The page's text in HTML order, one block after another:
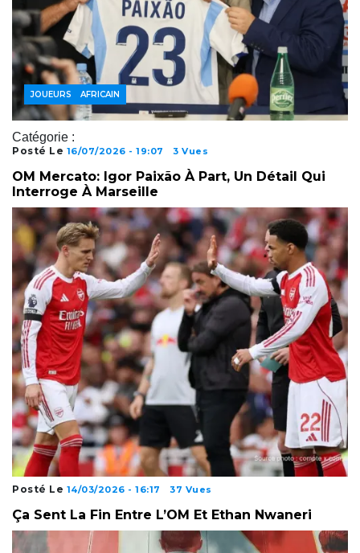
Catégorie :
FOOTBALL AFRICAIN
JOUEURS
Posté Le 16/07/2026 - 19:07 3 Vues
OM Mercato: Igor Paixão À Part, Un Détail Qui
Interroge À Marseille
Posté Le 14/03/2026 - 16:17 37 Vues
Ça Sent La Fin Entre L’OM Et Ethan Nwaneri